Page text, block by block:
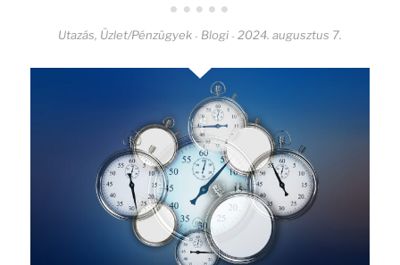
Utazás, Üzlet/Pénzügyek - Blogi - 2024. augusztus 7.